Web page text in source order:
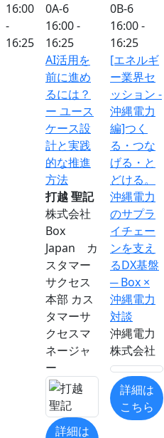
16:00
-
16:25
0A-6
16:00 -
16:25
AI活用を
前に進め
るには？
ー ユース
ケース設
計と実践
的な推進
方法
打越 聖記
株式会社
Box
Japan カ
スタマー
サクセス
本部 カス
タマーサ
クセスマ
ネージャ
ー
詳細は
0B-6
16:00 -
16:25
[エネルギ
ー業界セ
ッション -
沖縄電力
編]つく
る・つな
げる・と
どける。
沖縄電力
のサプラ
イチェー
ンを支え
るDX基盤
─ Box ×
沖縄電力
対談
沖縄電力
株式会社
詳細は
こちら